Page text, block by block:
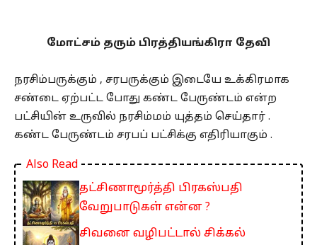
மோட்சம் தரும் பிரத்தியங்கிரா தேவி
நரசிம்பருக்கும் , சரபருக்கும் இடையே உக்கிரமாக
சண்டை ஏற்பட்ட போது கண்ட பேருண்டம் என்ற
பட்சியின் உருவில் நரசிம்மம் யுத்தம் செய்தார் .
கண்ட பேருண்டம் சரபப் பட்சிக்கு எதிரியாகும் .
Also Read
தட்சிணாமூர்த்தி பிரகஸ்பதி
வேறுபாடுகள் என்ன ?
சிவனை வழிபட்டால் சிக்கல்